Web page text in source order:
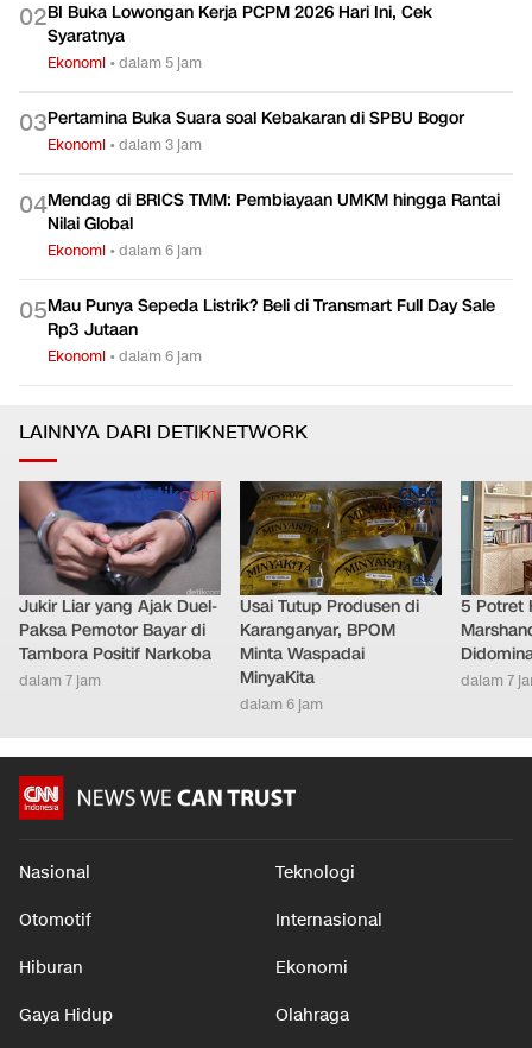
02BI Buka Lowongan Kerja PCPM 2026 Hari Ini, Cek
Syaratnya
Ekonomi •dalam 5 jam
03Pertamina Buka Suara soal Kebakaran di SPBU Bogor
Ekonomi •dalam 3 jam
04Mendag di BRICS TMM: Pembiayaan UMKM hingga Rantai
Nilai Global
Ekonomi •dalam 6 jam
05Mau Punya Sepeda Listrik? Beli di Transmart Full Day Sale
Rp3 Jutaan
Ekonomi •dalam 6 jam
LAINNYA DARI DETIKNETWORK
Jukir Liar yang Ajak Duel-
Paksa Pemotor Bayar di
Tambora Positif Narkoba
dalam 7 jam
Usai Tutup Produsen di
Karanganyar, BPOM
Minta Waspadai
MinyaKita
dalam 6 jam
5 Potret
dalam 7
Nasional Teknologi
Otomotif Internasional
Hiburan Ekonomi
Gaya Hidup Olahraga